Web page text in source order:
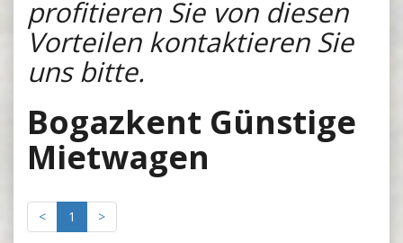
profitieren Sie von diesen
Vorteilen kontaktieren Sie
uns bitte.
Bogazkent Günstige
Mietwagen
< 1 >